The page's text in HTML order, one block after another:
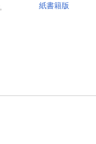
紙書籍版